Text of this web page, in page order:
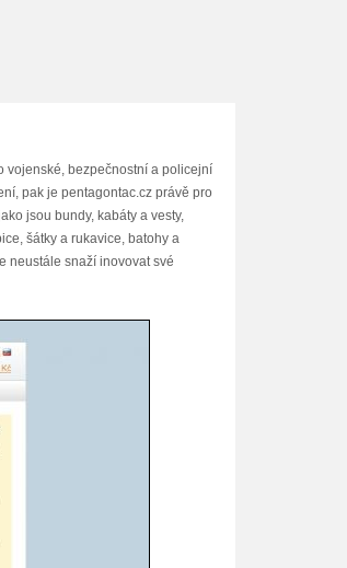
vojenské, bezpečnostní a policejní
pak je pentagontac.cz právě pro
jsou bundy, kabáty a vesty,
šátky a rukavice, batohy a
neustále snaží inovovat své